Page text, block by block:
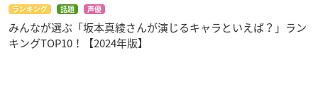
ランキング 話題 声優
みんなが選ぶ「坂本真綾さんが演じるキャラといえば？」ラン
キングTOP10！【2024年版】